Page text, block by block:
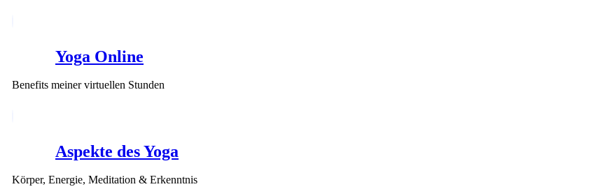
Yoga Online
Benefits meiner virtuellen Stunden
Aspekte des Yoga
Körper, Energie, Meditation & Erkenntnis